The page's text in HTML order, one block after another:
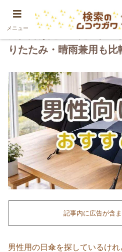
PR
男性向け完全遮光・軽
りたたみ・晴雨兼用も比
記事内に広告が含ま
男性用の日傘を探しているけれ
メニュー